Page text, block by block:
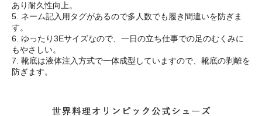
あり耐久性向上。
5. ネーム記入用タグがあるので多人数でも履き間違いを防ぎま
す。
6. ゆったり3Eサイズなので、一日の立ち仕事での足のむくみに
もやさしい。
7. 靴底は液体注入方式で一体成型していますので、靴底の剥離を
防ぎます。